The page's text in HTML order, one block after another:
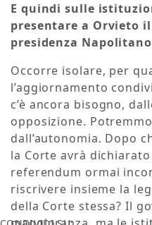
E quindi sulle
presentare a Orvieto
presidenza
Occorre isolare, per
l’aggiornamento
c’è ancora bisogno,
opposizione.
dall’autonomia. Dopo
la Corte avrà
referendum ormai
riscrivere insieme la
della Corte stessa? Il